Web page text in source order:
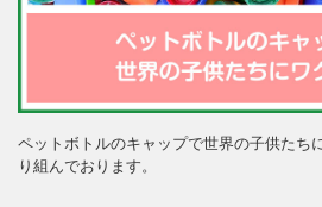
ペットボトルのキャップで世界の子供たち
り組んでおります。